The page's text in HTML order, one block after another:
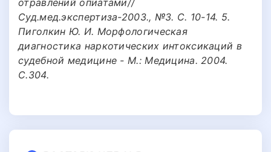
Суд.мед.экспертиза-2003., №3. С. 10-14. 5.
Пиголкин Ю. И. Морфологическая
диагностика наркотических интоксикаций в
судебной медицине - М.: Медицина. 2004.
С.304.